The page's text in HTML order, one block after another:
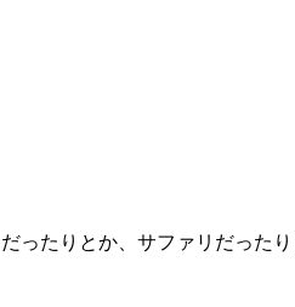
たりとか、サファリだった